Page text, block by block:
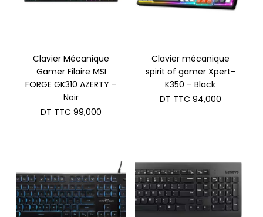
Clavier Mécanique
Gamer Filaire MSI
FORGE GK310 AZERTY –
Noir
DT TTC 99,000
Clavier mécanique
spirit of gamer Xpert-
K350 – Black
DT TTC 94,000